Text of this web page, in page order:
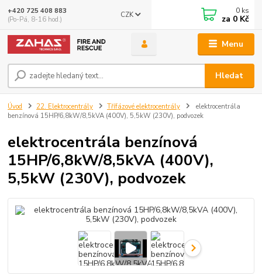
Menu
CZK
Hledat
+420 725 408 883
(Po-Pá, 8-16 hod.)
0 ks
za 0 Kč
Úvod 22. Elektrocentrály Třífázové elektrocentrály
elektrocentrála
benzínová 15HP/6,8kW/8,5kVA (400V), 5,5kW (230V), podvozek
elektrocentrála benzínová
15HP/6,8kW/8,5kVA (400V),
5,5kW (230V), podvozek